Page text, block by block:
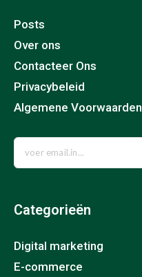
Posts
Over ons
Contacteer Ons
Privacybeleid
Algemene Voorwaarden
Categorieën
Digital marketing
E-commerce